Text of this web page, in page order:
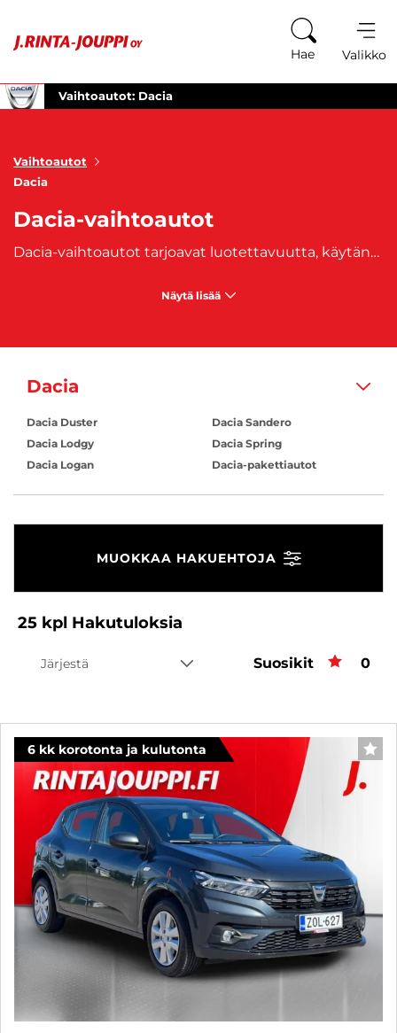
Hae Valikko
Vaihtoautot: Dacia
Vaihtoautot
Dacia
Dacia-vaihtoautot
Dacia-vaihtoautot tarjoavat luotettavuutta, käytännöllisyyttä ja kustannustehokkuutta, tehden niistä houkuttelevan vaihtoehdon hintatietoisille kuljettajille. Tämä romanialainen autonvalmistaja on saavuttanut suosiota erityisesti niiden keskuudessa, jotka etsivät edullista, mutta toimivaa ja kestävää ajoneuvoa. Dacian vaihtoautomallit, kuten
Näytä lisää
Dacia
Dacia Duster
Dacia Lodgy
Dacia Logan
Dacia Sandero
Dacia Spring
Dacia-pakettiautot
MUOKKAA HAKUEHTOJA
25 kpl Hakutuloksia
Järjestä Suosikit 0
6 kk korotonta ja kulutonta